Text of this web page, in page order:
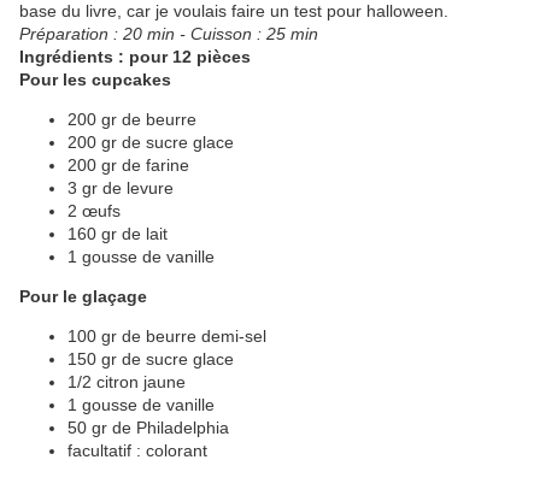
base du livre, car je voulais faire un test pour halloween.
Préparation : 20 min - Cuisson : 25 min
Ingrédients : pour 12 pièces
Pour les cupcakes
200 gr de beurre
200 gr de sucre glace
200 gr de farine
3 gr de levure
2 œufs
160 gr de lait
1 gousse de vanille
Pour le glaçage
100 gr de beurre demi-sel
150 gr de sucre glace
1/2 citron jaune
1 gousse de vanille
50 gr de Philadelphia
facultatif : colorant